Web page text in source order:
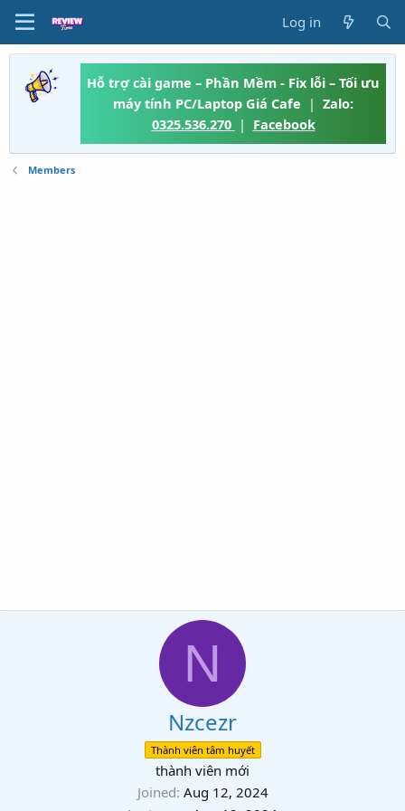
Log in
Hỗ trợ cài game – Phần Mềm - Fix lỗi – Tối ưu
máy tính PC/Laptop Giá Cafe | Zalo:
0325.536.270 | Facebook
Members
N
Nzcezr
Thành viên tâm huyết
thành viên mới
Joined Aug 12, 2024